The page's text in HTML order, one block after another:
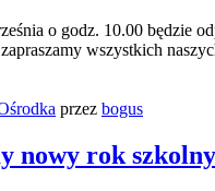
o godz. 10.00 będzie
wszystkich
przez bogus
nowy rok